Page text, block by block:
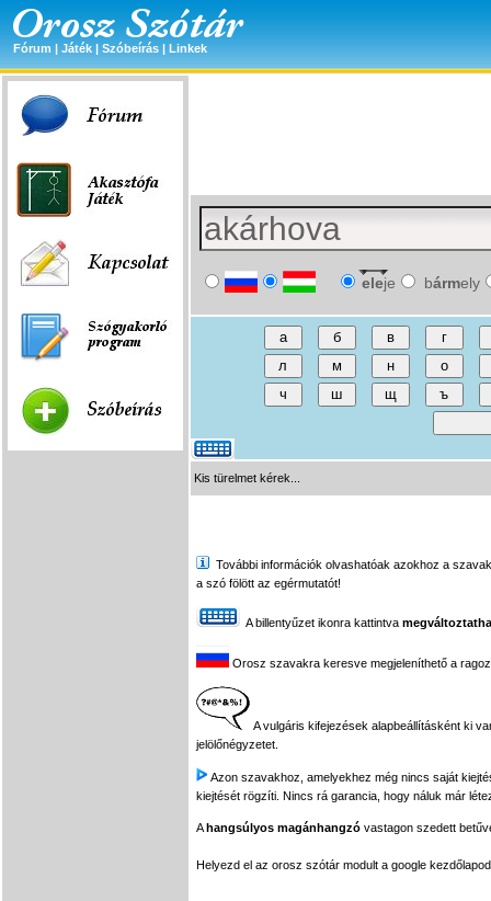
Fórum | Játék | Szóbeírás | Linkek
eleje bármely
Kis türelmet kérek...
További információk olvashatóak azokhoz a
a szó fölött az egérmutatót!
A billentyűzet ikonra kattintva
Orosz szavakra keresve megjeleníthető a
A vulgáris kifejezések alapbeállításként ki
jelölőnégyzetet.
Azon szavakhoz, amelyekhez még nincs saját
kiejtését rögzíti. Nincs rá garancia, hogy náluk már
Ahangsúlyos magánhangzó vastagon szedett
Helyezd el az orosz szótár modult a google